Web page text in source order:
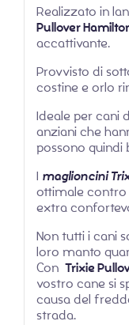
Realizzato in
Pullover
accattivante.
Provvisto di
costine e orlo
Ideale per cani
anziani che
possono quindi
I maglioncini
ottimale contro
extra
Non tutti i cani
loro manto
Con Trixie
vostro cane si
causa del
strada.